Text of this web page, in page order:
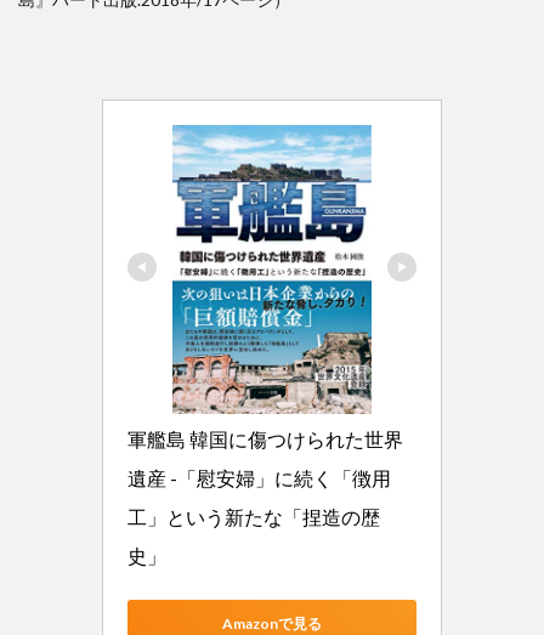
軍艦島 韓国に傷つけられた世界
遺産 -「慰安婦」に続く「徴用
工」という新たな「捏造の歴
史」
Amazonで見る